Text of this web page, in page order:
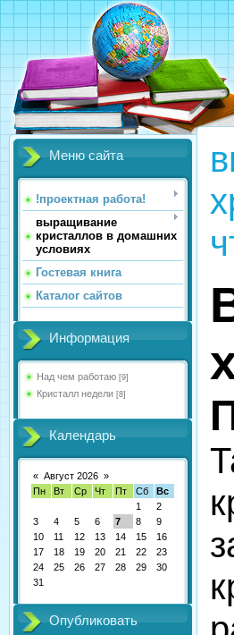
Меню сайта
!проектная работа!
выращивание
кристаллов в домашних
условиях
Гостевая книга
Каталог сайтов
Информация
Над чем работаю [9]
Кристалл недели [8]
Календарь
« Август 2026 »
Пн
Вт Ср Чт Пт Сб
Вс
1
2
3
4 5 6 7 8
9
10
11 12 13 14 15
16
17
18 19 20 21 22
23
24
25 26 27 28 29
30
31
Опубликовать